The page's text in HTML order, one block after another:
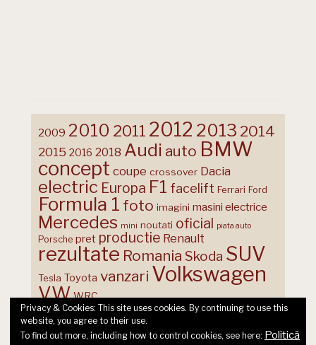
2009 2010 2011 2012 2013 2014
2015 2016 2018 Audi auto BMW
concept coupe crossover Dacia
electric Europa F1 facelift Ferrari Ford
Formula 1 foto imagini masini electrice
Mercedes mini noutati oficial piata auto
Porsche pret productie Renault
rezultate Romania Skoda SUV
Tesla Toyota vanzari Volkswagen
VW WRC
Privacy & Cookies: This site uses cookies. By continuing to use this
website, you agree to their use.
To find out more, including how to control cookies, see here: Politică